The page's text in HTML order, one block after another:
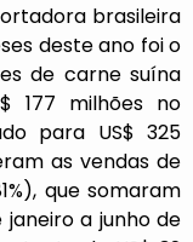
brasileira
deste ano foi o
de carne suína
177 milhões no
para US$ 325
as vendas de
que somaram
janeiro a junho de